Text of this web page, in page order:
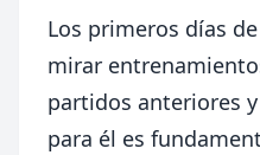
Los primeros días de
mirar
partidos anteriores
para él es